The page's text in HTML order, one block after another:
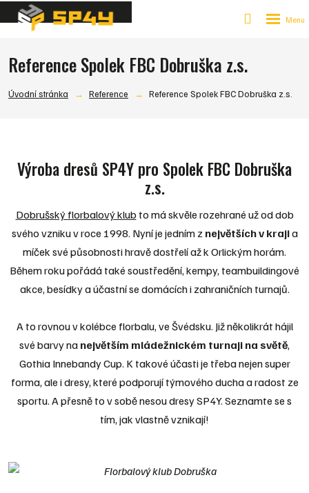
Vyhledávání
Reference Spolek FBC Dobruška z.s.
Úvodní stránka Reference Reference Spolek FBC Dobruška z.s.
Výroba dresů SP4Y pro Spolek FBC Dobruška
z.s.
Dobrušský florbalový klub to má skvěle rozehrané už od dob
svého vzniku v roce 1998. Nyní je jedním z největších v krajia
míček své působnosti hravě dostřelí až k Orlickým horám.
Během roku pořádá také soustředění, kempy, teambuildingové
akce, besídky a účastní se domácích i zahraničních turnajů.
A to rovnou v kolébce florbalu, ve Švédsku. Již několikrát hájil
své barvy na největším mládežnickém turnaji na světě,
Gothia Innebandy Cup. K takové účasti je třeba nejen super
forma, ale i dresy, které podporují týmového ducha a radost ze
sportu. A přesně to v sobě nesou dresy SP4Y. Seznamte se s
tím, jak vlastně vznikají!